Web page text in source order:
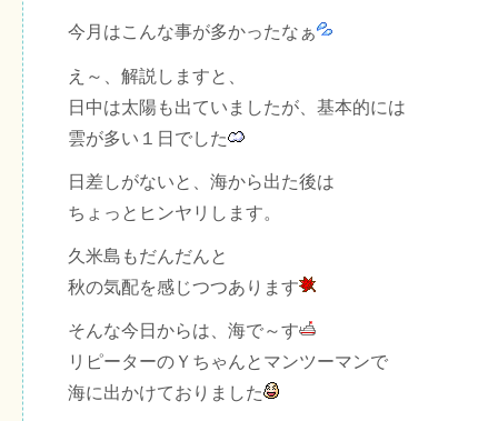
今月はこんな事が多かったなぁ
え～、解説しますと、
日中は太陽も出ていましたが、基本的には
雲が多い１日でした
日差しがないと、海から出た後は
ちょっとヒンヤリします。
久米島もだんだんと
秋の気配を感じつつあります
そんな今日からは、海で～す
リピーターのＹちゃんとマンツーマンで
海に出かけておりました